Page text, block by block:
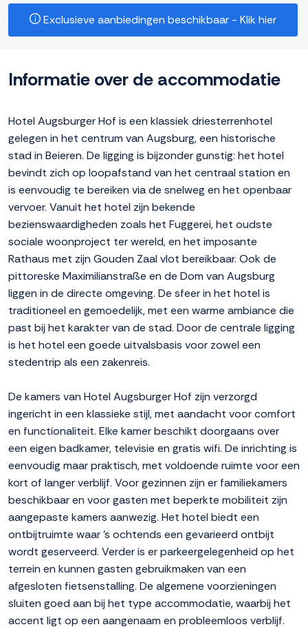
Exclusieve aanbiedingen beschikbaar - Klik hier
Informatie over de accommodatie
Hotel Augsburger Hof is een klassiek driesterrenhotel
gelegen in het centrum van Augsburg, een historische
stad in Beieren. De ligging is bijzonder gunstig: het hotel
bevindt zich op loopafstand van het centraal station en
is eenvoudig te bereiken via de snelweg en het openbaar
vervoer. Vanuit het hotel zijn bekende
bezienswaardigheden zoals het Fuggerei, het oudste
sociale woonproject ter wereld, en het imposante
Rathaus met zijn Gouden Zaal vlot bereikbaar. Ook de
pittoreske Maximilianstraße en de Dom van Augsburg
liggen in de directe omgeving. De sfeer in het hotel is
traditioneel en gemoedelijk, met een warme ambiance die
past bij het karakter van de stad. Door de centrale ligging
is het hotel een goede uitvalsbasis voor zowel een
stedentrip als een zakenreis.
De kamers van Hotel Augsburger Hof zijn verzorgd
ingericht in een klassieke stijl, met aandacht voor comfort
en functionaliteit. Elke kamer beschikt doorgaans over
een eigen badkamer, televisie en gratis wifi. De inrichting is
eenvoudig maar praktisch, met voldoende ruimte voor een
kort of langer verblijf. Voor gezinnen zijn er familiekamers
beschikbaar en voor gasten met beperkte mobiliteit zijn
aangepaste kamers aanwezig. Het hotel biedt een
ontbijtruimte waar 's ochtends een gevarieerd ontbijt
wordt geserveerd. Verder is er parkeergelegenheid op het
terrein en kunnen gasten gebruikmaken van een
afgesloten fietsenstalling. De algemene voorzieningen
sluiten goed aan bij het type accommodatie, waarbij het
accent ligt op een aangenaam en probleemloos verblijf.